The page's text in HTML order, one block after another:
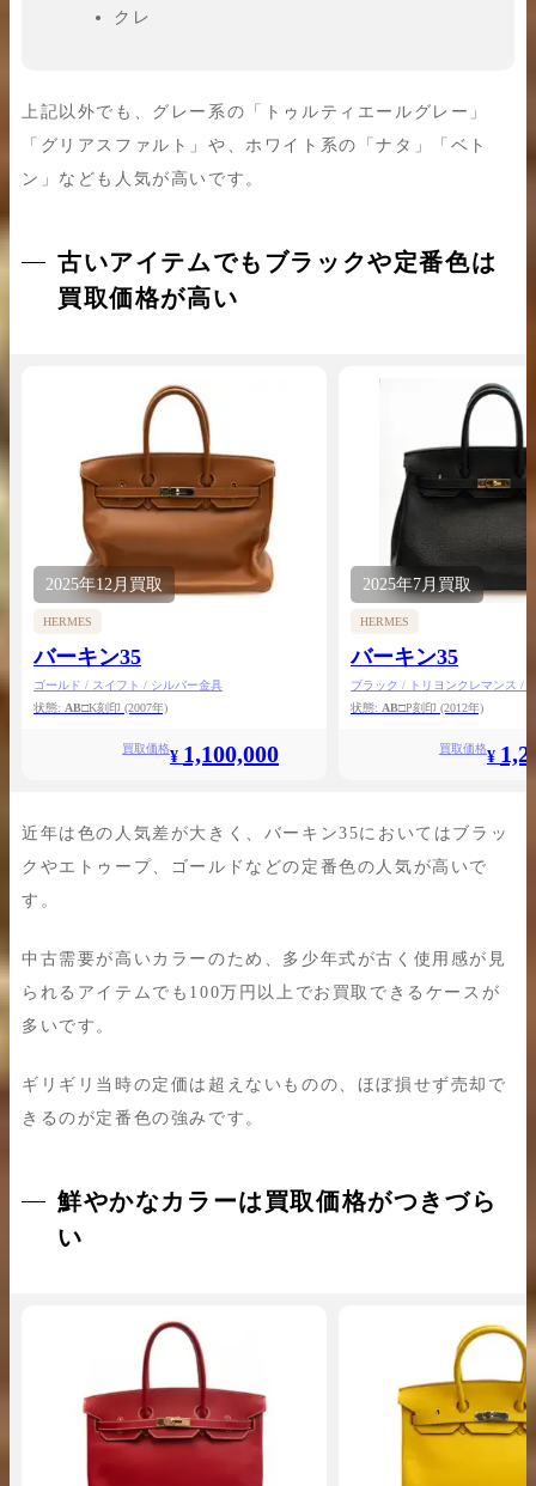
クレ
上記以外でも、グレー系の「トゥルティエールグレー」
「グリアスファルト」や、ホワイト系の「ナタ」「ベト
ン」なども人気が高いです。
古いアイテムでもブラックや定番色は
買取価格が高い
2025年12月 買取
HERMES
バーキン35
ゴールド / スイフト / シルバー金具
状態: AB□K刻印 (2007年)
買取価格¥ 1,100,000
2025年7月 買取
HERMES
バーキン35
ブラック / トリヨンクレマンス /
状態: AB□P刻印 (2012年)
買取価格¥
近年は色の人気差が大きく、バーキン35においてはブラッ
クやエトゥープ、ゴールドなどの定番色の人気が高いで
す。
中古需要が高いカラーのため、多少年式が古く使用感が見
られるアイテムでも100万円以上でお買取できるケースが
多いです。
ギリギリ当時の定価は超えないものの、ほぼ損せず売却で
きるのが定番色の強みです。
鮮やかなカラーは買取価格がつきづら
い